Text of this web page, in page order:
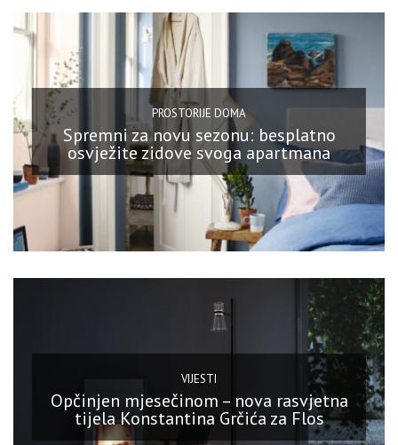
PROSTORIJE DOMA
Spremni za novu sezonu: besplatno
osvježite zidove svoga apartmana
VIJESTI
Opčinjen mjesečinom – nova rasvjetna
tijela Konstantina Grčića za Flos